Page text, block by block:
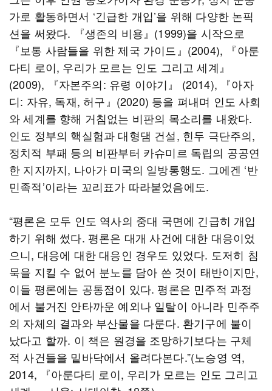
가로 활동하면서 ‘긴급한 개입’을 위해 다양한 논픽
션을 써왔다. 『생존의 비용』(1999)을 시작으로
『보통 사람들을 위한 제국 가이드』(2004), 『아룬
다티 로이, 우리가 모르는 인도 그리고 세계』
(2009), 『자본주의: 유령 이야기』 (2014), 『아자
디: 자유, 독재, 허구』(2020) 등을 펴내며 인도 사회
와 세계를 향해 거침없는 비판의 목소리를 내왔다.
인도 정부의 핵실험과 대형댐 건설, 힌두 극단주의,
정치적 부패 등의 비판부터 카슈미르 독립의 공공연
한 지지까지, 나아가 미국의 일방통행도. 그에겐 ‘반
민족적’이라는 꼬리표가 따라붙었음에도.
“평론은 모두 인도 역사의 중대 국면에 긴급히 개입
하기 위해 썼다. 평론은 대개 사건에 대한 대응이었
으니, 대응에 대한 대응인 경우도 있었다. 도저히 침
묵을 지킬 수 없어 분노를 담아 쓴 것이 태반이지만,
이들 평론에는 공통점이 있다. 평론은 민주적 과정
에서 불거진 안타까운 예외나 일탈이 아니라 민주주
의 자체의 결과와 부산물을 다룬다. 환기구에 불이
났다고 할까. 이 책은 원경을 조망하기보다는 구체
적 사건들을 밑바닥에서 올려다본다.”(노승영 역,
2014, 『아룬다티 로이, 우리가 모르는 인도 그리고